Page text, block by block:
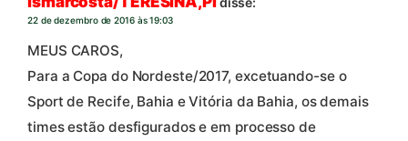
22 de dezembro de 2016 às 19:03
MEUS CAROS,
Para a Copa do Nordeste/2017, excetuando-se o
Sport de Recife, Bahia e Vitória da Bahia, os demais
times estão desfigurados e em processo de